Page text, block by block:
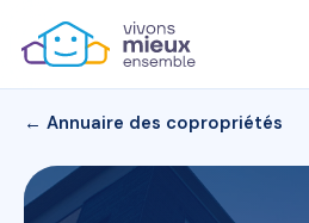
← Annuaire des copropriétés